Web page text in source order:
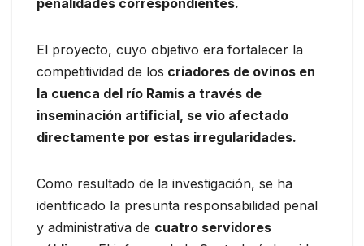
El proyecto, cuyo objetivo era fortalecer la
competitividad de los criadores de ovinos en
la cuenca del río Ramis a través de
inseminación artificial, se vio afectado
directamente por estas irregularidades.
Como resultado de la investigación, se ha
identificado la presunta responsabilidad penal
y administrativa de cuatro servidores